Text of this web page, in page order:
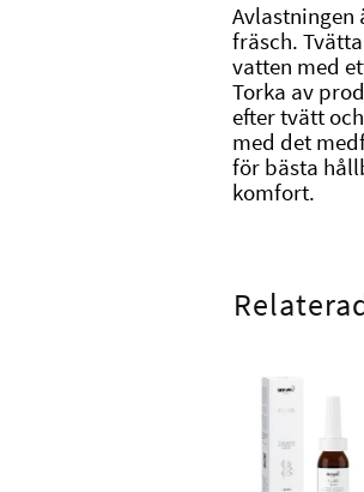
Avlastningen
fräsch.
vatten med
Torka av
efter tvätt
med det
för bästa
komfort.